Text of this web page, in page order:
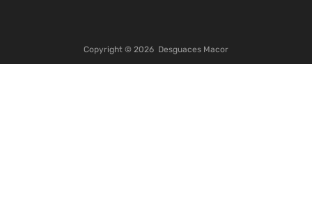
Copyright © 2026 Desguaces Macor